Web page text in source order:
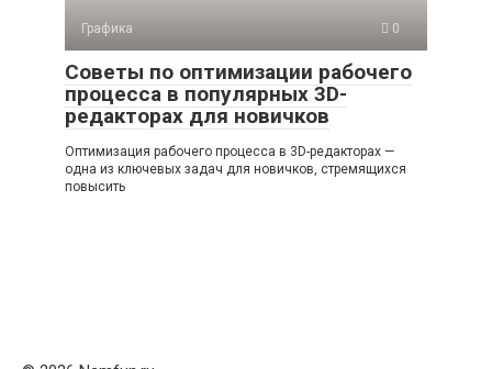
Графика 0
Советы по оптимизации рабочего
процесса в популярных 3D-
редакторах для новичков
Оптимизация рабочего процесса в 3D-редакторах —
одна из ключевых задач для новичков, стремящихся
повысить